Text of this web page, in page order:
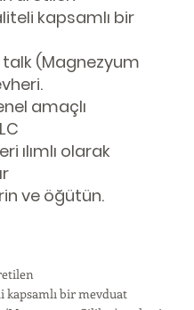
kapsamlı bir
(Magnezyum
amaçlı
ılımlı olarak
ve öğütün.
kapsamlı bir mevduat